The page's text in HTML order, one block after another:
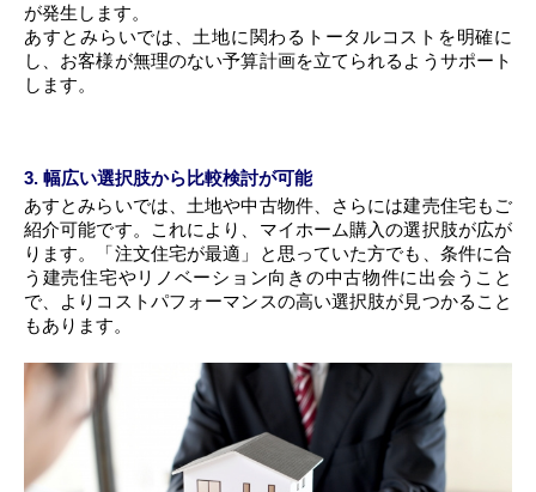
が発生します。
あすとみらいでは、土地に関わるトータルコストを明確に
し、お客様が無理のない予算計画を立てられるようサポート
します。
3. 幅広い選択肢から比較検討が可能
あすとみらいでは、土地や中古物件、さらには建売住宅もご
紹介可能です。これにより、マイホーム購入の選択肢が広が
ります。「注文住宅が最適」と思っていた方でも、条件に合
う建売住宅やリノベーション向きの中古物件に出会うこと
で、よりコストパフォーマンスの高い選択肢が見つかること
もあります。